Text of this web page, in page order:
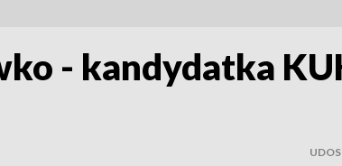
- kandydatka